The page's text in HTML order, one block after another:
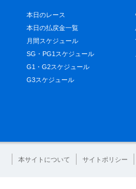
本日のレース
本日の払戻金一覧
月間スケジュール
SG・PG1スケジュール
G1・G2スケジュール
G3スケジュール
本サイトについて サイトポリシー